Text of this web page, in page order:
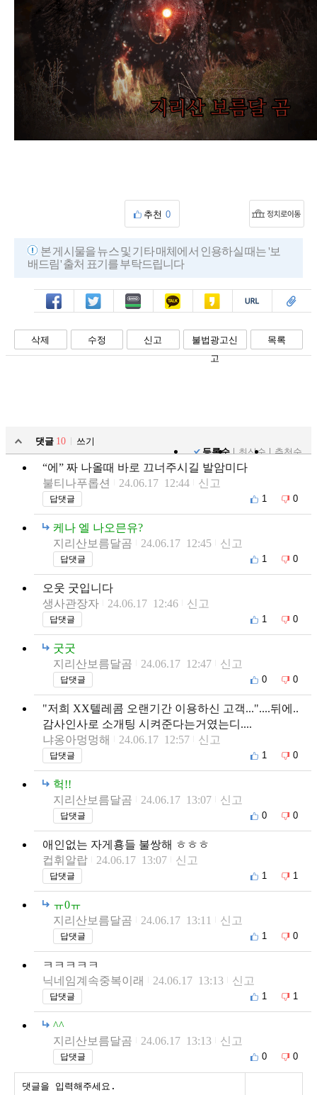
추천 0
본 게시물을 뉴스 및 기타 매체에서 인용하실 때는 '보
배드림' 출처 표기를 부탁드립니다
페북 트윗 밴드 카톡 카스 복사 스크랩
삭제 수정 신고
불법광고신
고
목록
댓글 10
쓰기
등록순
최신순 추천순
“에” 짜 나올때 바로 끄너주시길 발암미다
불티나푸롭션
24.06.17 12:44 신고
답댓글 1 0
케나 엘 나오믄유?
지리산보름달곰
24.06.17 12:45 신고
답댓글 1 0
오웃 굿입니다
생사관장자
24.06.17 12:46 신고
답댓글 1 0
굿굿
지리산보름달곰
24.06.17 12:47 신고
답댓글 0 0
"저희 XX텔레콤 오랜기간 이용하신 고객..."....뒤에..
감사인사로 소개팅 시켜준다는거였는디....
냐옹아멍멍해
24.06.17 12:57 신고
답댓글 1 0
헉!!
지리산보름달곰
24.06.17 13:07 신고
답댓글 0 0
애인없는 자게횽들 불쌍해 ㅎㅎㅎ
컵휘알랍
24.06.17 13:07 신고
답댓글 1 1
ㅠ0ㅠ
지리산보름달곰
24.06.17 13:11 신고
답댓글 1 0
ㅋㅋㅋㅋㅋ
닉네임계속중복이래
24.06.17 13:13 신고
답댓글 1 1
^^
지리산보름달곰
24.06.17 13:13 신고
답댓글 0 0